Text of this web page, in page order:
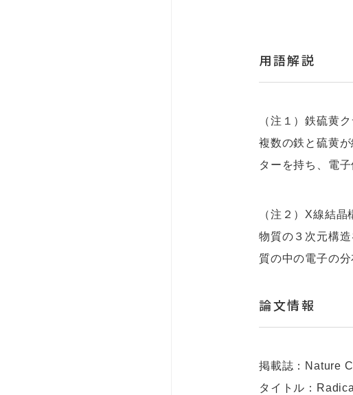
用語解説
（注１）鉄硫黄
複数の鉄と硫黄
ターを持ち、電
（注２）X線結晶
物質の３次元構
質の中の電子の
論文情報
掲載誌：Nature
タイトル：